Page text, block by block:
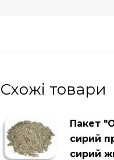
Схожі товари
Пакет
сирий
сирий